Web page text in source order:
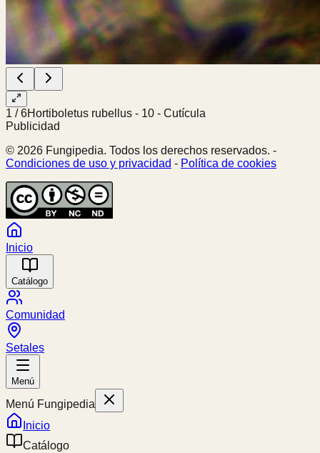
1 /6Hortiboletus rubellus - 10 - Cutícula
Publicidad
© 2026 Fungipedia. Todos los derechos reservados. -
Condiciones de uso y privacidad - Política de cookies
Inicio
Catálogo
Comunidad
Setales
Menú
Menú Fungipedia
Inicio
Catálogo